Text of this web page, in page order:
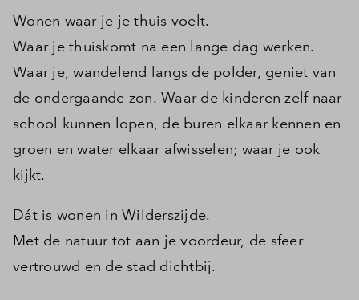
Wonen waar je je thuis voelt.
Waar je thuiskomt na een lange dag werken.
Waar je, wandelend langs de polder, geniet van
de ondergaande zon. Waar de kinderen zelf naar
school kunnen lopen, de buren elkaar kennen en
groen en water elkaar afwisselen; waar je ook
kijkt.
Dát is wonen in Wilderszijde.
Met de natuur tot aan je voordeur, de sfeer
vertrouwd en de stad dichtbij.